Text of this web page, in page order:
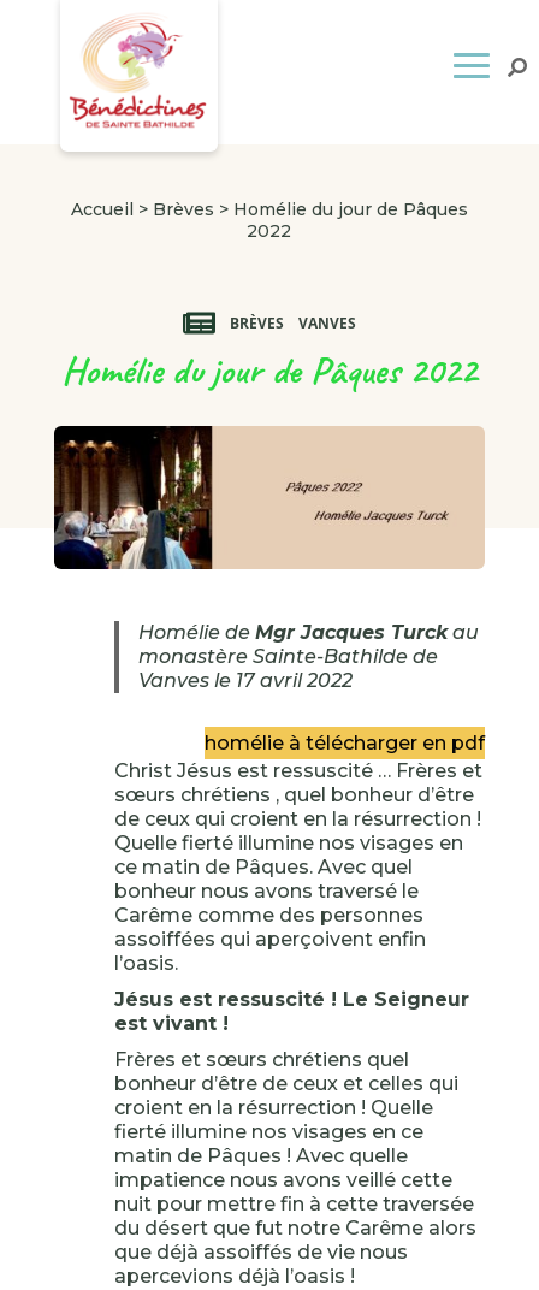
Accueil > Brèves > Homélie du jour de Pâques
2022
BRÈVES VANVES
Homélie du jour de Pâques 2022
Homélie de Mgr Jacques Turckau
monastère Sainte-Bathilde de
Vanves le 17 avril 2022
homélie à télécharger en pdf
Christ Jésus est ressuscité … Frères et
sœurs chrétiens , quel bonheur d’être
de ceux qui croient en la résurrection !
Quelle fierté illumine nos visages en
ce matin de Pâques. Avec quel
bonheur nous avons traversé le
Carême comme des personnes
assoiffées qui aperçoivent enfin
l’oasis.
Jésus est ressuscité ! Le Seigneur
est vivant !
Frères et sœurs chrétiens quel
bonheur d’être de ceux et celles qui
croient en la résurrection ! Quelle
fierté illumine nos visages en ce
matin de Pâques ! Avec quelle
impatience nous avons veillé cette
nuit pour mettre fin à cette traversée
du désert que fut notre Carême alors
que déjà assoiffés de vie nous
apercevions déjà l’oasis !